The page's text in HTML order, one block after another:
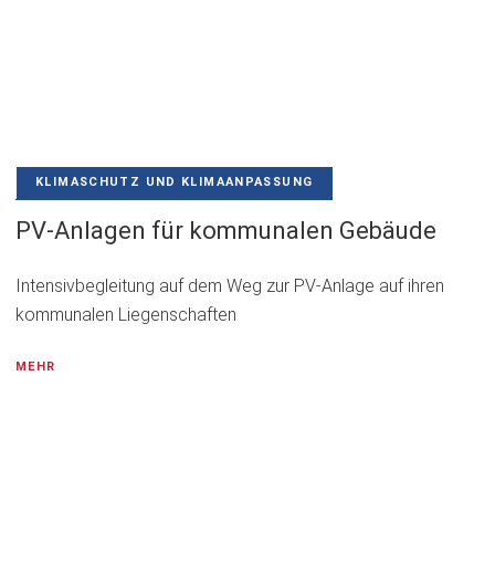
KLIMASCHUTZ UND KLIMAANPASSUNG
PV-Anlagen für kommunalen Gebäude
Intensivbegleitung auf dem Weg zur PV-Anlage auf ihren
kommunalen Liegenschaften
MEHR